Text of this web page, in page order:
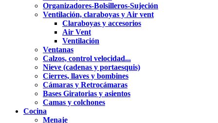
Organizadores-Bolsilleros-Sujeción
Ventilación, claraboyas y Air vent
Claraboyas y accesorios
Air Vent
Ventilación
Ventanas
Calzos, control velocidad...
Nieve (cadenas y portaesquis)
Cierres, llaves y bombines
Cámaras y Retrocámaras
Bases Giratorias y asientos
Camas y colchones
Cocina
Menaje